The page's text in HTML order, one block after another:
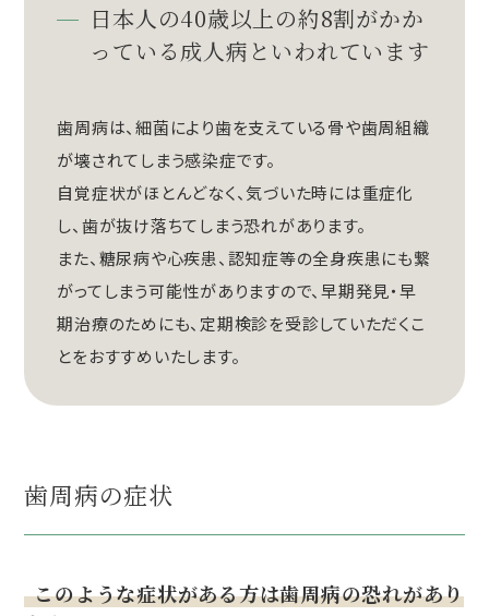
日本人の40歳以上の約8割がかか
っている成人病といわれています
歯周病は、細菌により歯を支えている骨や歯周組織
が壊されてしまう感染症です。
自覚症状がほとんどなく、気づいた時には重症化
し、歯が抜け落ちてしまう恐れがあります。
また、糖尿病や心疾患、認知症等の全身疾患にも繋
がってしまう可能性がありますので、早期発見・早
期治療のためにも、定期検診を受診していただくこ
とをおすすめいたします。
歯周病の症状
このような症状がある方は歯周病の恐れがあり